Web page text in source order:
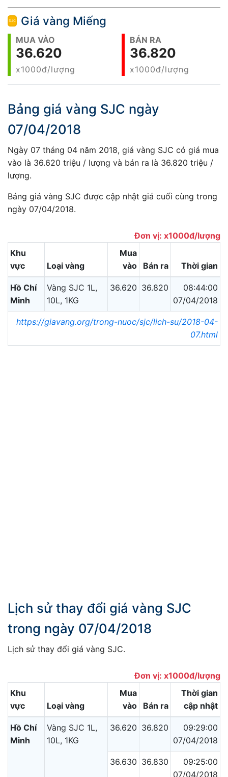
Giá vàng Miếng
MUA VÀO
36.620
x1000đ/lượng
BÁN RA
36.820
x1000đ/lượng
Bảng giá vàng SJC ngày
07/04/2018
Ngày 07 tháng 04 năm 2018, giá vàng SJC có giá mua
vào là 36.620 triệu / lượng và bán ra là 36.820 triệu /
lượng.
Bảng giá vàng SJC được cập nhật giá cuối cùng trong
ngày 07/04/2018.
Đơn vị: x1000đ/lượng
Khu
vực
Loại vàng
Mua
vào
Bán ra Thời gian
Hồ Chí
Minh
Vàng SJC 1L,
10L, 1KG
36.620 36.820
08:44:00
07/04/2018
https://giavang.org/trong-nuoc/sjc/lich-su/2018-04-
07.html
Lịch sử thay đổi giá vàng SJC
trong ngày 07/04/2018
Lịch sử thay đổi giá vàng SJC.
Đơn vị: x1000đ/lượng
Khu
vực
Loại vàng
Mua
vào
Bán ra
Thời gian
cập nhật
Hồ Chí
Minh
Vàng SJC 1L,
10L, 1KG
36.620 36.820
09:29:00
07/04/2018
36.630 36.830
09:25:00
07/04/2018